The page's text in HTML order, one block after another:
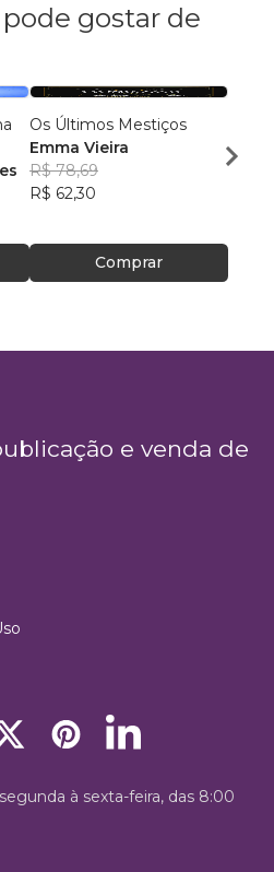
gostar de
Os Últimos Mestiços
Emma Vieira
R$ 78,69
R$ 62,30
Comprar
e venda de
à sexta-feira, das 8:00